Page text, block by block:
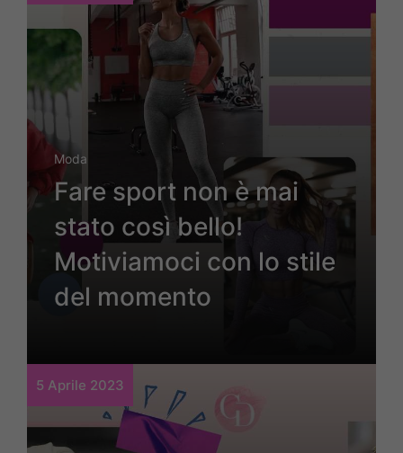
Moda
Fare sport non è mai
stato così bello!
Motiviamoci con lo stile
del momento
5 Aprile 2023